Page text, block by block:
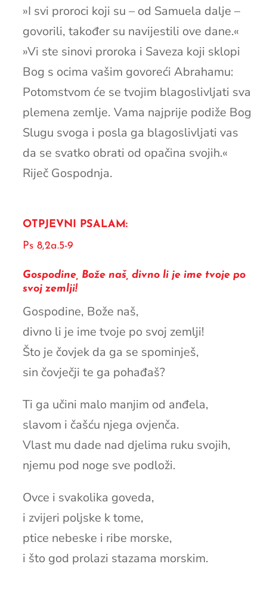
»I svi proroci koji su – od Samuela dalje –
govorili, također su navijestili ove dane.«
»Vi ste sinovi proroka i Saveza koji sklopi
Bog s ocima vašim govoreći Abrahamu:
Potomstvom će se tvojim blagoslivljati sva
plemena zemlje. Vama najprije podiže Bog
Slugu svoga i posla ga blagoslivljati vas
da se svatko obrati od opačina svojih.«
Riječ Gospodnja.
OTPJEVNI PSALAM:
Ps 8,2a.5-9
Gospodine, Bože naš, divno li je ime tvoje po
svoj zemlji!
Gospodine, Bože naš,
divno li je ime tvoje po svoj zemlji!
Što je čovjek da ga se spominješ,
sin čovječji te ga pohađaš?
Ti ga učini malo manjim od anđela,
slavom i čašću njega ovjenča.
Vlast mu dade nad djelima ruku svojih,
njemu pod noge sve podloži.
Ovce i svakolika goveda,
i zvijeri poljske k tome,
ptice nebeske i ribe morske,
i što god prolazi stazama morskim.